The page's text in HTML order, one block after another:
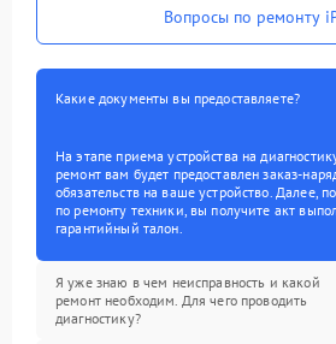
Вопросы по ремонту
Какие документы вы предоставляете?
На этапе приема устройства на
ремонт вам будет предоставлен заказ-
обязательств на ваше устройство. Далее,
по ремонту техники, вы получите акт
гарантийный талон.
Я уже знаю в чем неисправность и какой
ремонт необходим. Для чего проводить
диагностику?